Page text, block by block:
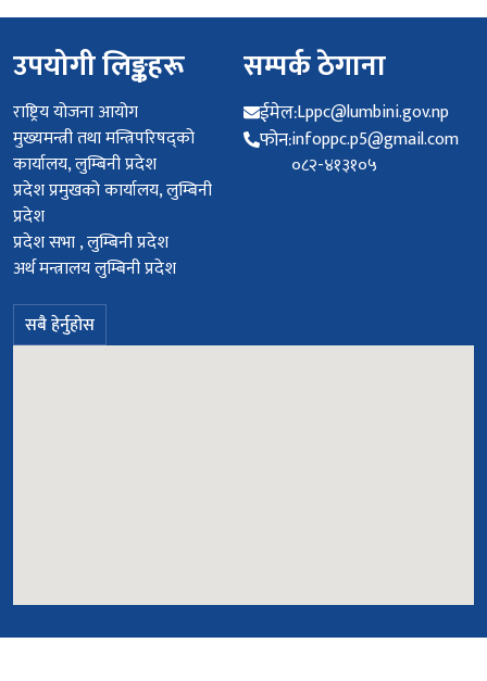
उपयोगी लिङ्कहरू
राष्ट्रिय योजना आयोग
मुख्यमन्त्री तथा मन्त्रिपरिषद्को
कार्यालय, लुम्बिनी प्रदेश
प्रदेश प्रमुखको कार्यालय, लुम्बिनी
प्रदेश
प्रदेश सभा , लुम्बिनी प्रदेश
अर्थ मन्त्रालय लुम्बिनी प्रदेश
सबै हेर्नुहोस
सम्पर्क ठेगाना
ईमेल:Lppc@lumbini.gov.np
फोन:infoppc.p5@gmail.com
०८२-४१३१०५